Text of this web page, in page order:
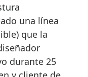
una línea
que la
durante 25